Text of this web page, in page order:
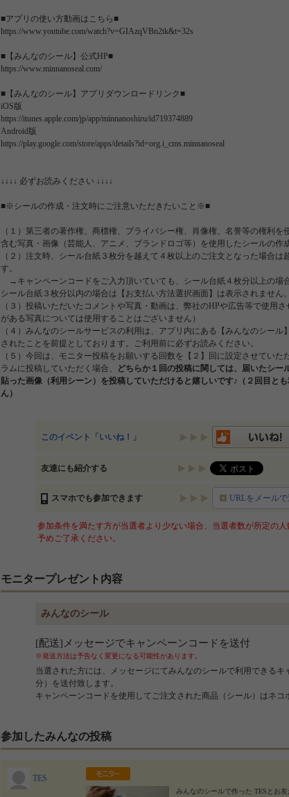
■アプリの使い方動画はこちら■
https://www.youtube.com/watch?v=GIAzqVBn2tk&t=32s
■【みんなのシール】公式HP■
https://www.minnanoseal.com/
■【みんなのシール】アプリダウンロードリンク■
iOS版
https://itunes.apple.com/jp/app/minnanoshiru/id719374889
Android版
https://play.google.com/store/apps/details?id=org.i_cms.minnanoseal
↓↓↓↓ 必ずお読みください ↓↓↓↓
■※シールの作成・注文時にご注意いただきたいこと※■
（１）第三者の著作権、商標権、プライバシー権、肖像権、名誉等の権利
含む写真・画像（芸能人、アニメ、ブランドロゴ等）を使用したシールの作
（２）注文時、シール台紙３枚分を越えて４枚以上のご注文となった場合
す。
→キャンペーンコードをご入力頂いていても、シール台紙４枚分以上の場
シール台紙３枚分以内の場合は【お支払い方法選択画面】は表示されません。
（３）投稿いただいたコメントや写真・動画は、弊社のHPや広告等で使用
がある写真については使用することはございません）
（４）みんなのシールサービスの利用は、アプリ内にある【みんなのシー
されたことを前提としております。ご利用前に必ずお読みください。
（５）今回は、モニター投稿をお願いする回数を【２】回に設定させてい
ラムに投稿していただく場合、
どちらか１回の投稿に関しては、届いたシ
貼った画像（利用シーン）を投稿していただけると嬉しいです♪（２回目と
ん）
このイベント「いいね！」
友達にも紹介する
スマホでも参加できます URLをメールで
参加条件を満たす方が当選者より少ない場合、当選者数が所定の人
予めご了承ください。
モニタープレゼント内容
みんなのシール
[配送]メッセージでキャンペーンコードを送付
※発送方法は予告なく変更になる可能性があります。
当選された方には、メッセージにてみんなのシールで利用できる
分）を送付致します。
キャンペーンコードを使用してご注文された商品（シール）はネコ
参加したみんなの投稿
TES
みんなのシールで作った TESとお